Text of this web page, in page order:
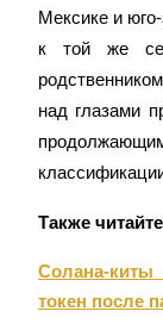
Кредиты
Сервис
Мексике и
к той же
над глазами
Также
Солана-
токен после